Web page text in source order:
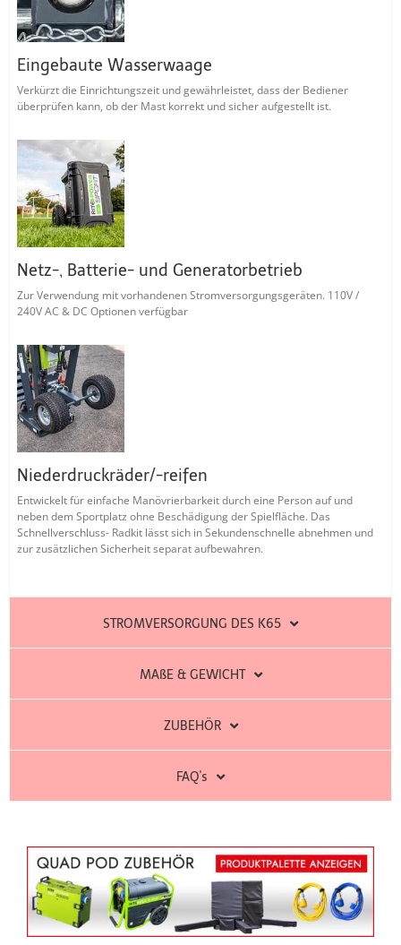
Eingebaute Wasserwaage
Verkürzt die Einrichtungszeit und gewährleistet, dass der Bediener
überprüfen kann, ob der Mast korrekt und sicher aufgestellt ist.
Netz-, Batterie- und Generatorbetrieb
Zur Verwendung mit vorhandenen Stromversorgungsgeräten. 110V /
240V AC & DC Optionen verfügbar
Niederdruckräder/-reifen
Entwickelt für einfache Manövrierbarkeit durch eine Person auf und
neben dem Sportplatz ohne Beschädigung der Spielfläche. Das
Schnellverschluss- Radkit lässt sich in Sekundenschnelle abnehmen und
zur zusätzlichen Sicherheit separat aufbewahren.
STROMVERSORGUNG DES K65
MAßE & GEWICHT
ZUBEHÖR
FAQ's